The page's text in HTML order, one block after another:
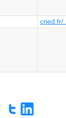
cned.fr/